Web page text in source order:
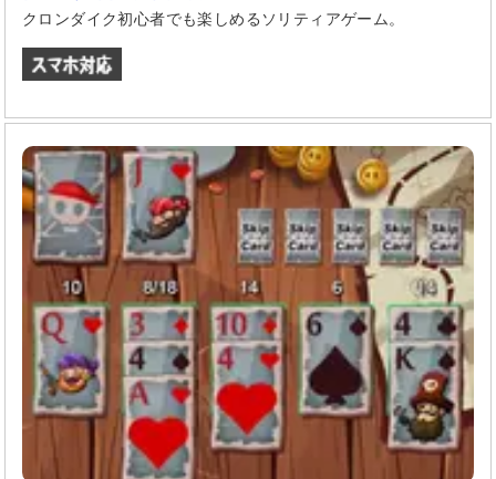
クロンダイク初心者でも楽しめるソリティアゲーム。